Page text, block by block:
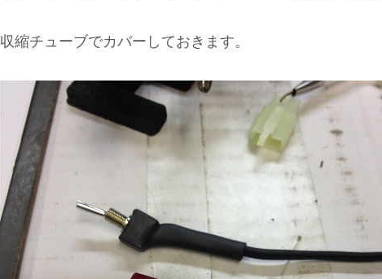
収縮チューブでカバーしておきます。